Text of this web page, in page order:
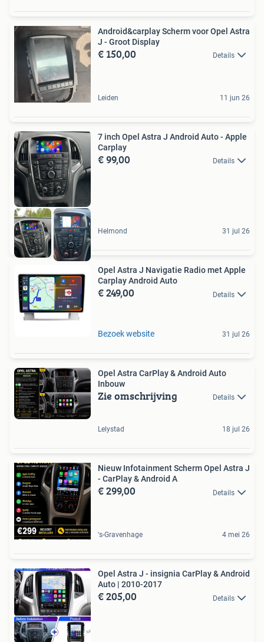
Android&carplay Scherm voor Opel Astra
J - Groot Display
€ 150,00 Details
Leiden 11 jun 26
7 inch Opel Astra J Android Auto - Apple
Carplay
€ 99,00 Details
Helmond 31 jul 26
Opel Astra J Navigatie Radio met Apple
Carplay Android Auto
€ 249,00 Details
Bezoek website 31 jul 26
Opel Astra CarPlay & Android Auto
Inbouw
Zie omschrijving Details
Lelystad 18 jul 26
Nieuw Infotainment Scherm Opel Astra J
- CarPlay & Android A
€ 299,00 Details
's-Gravenhage 4 mei 26
Opel Astra J - insignia CarPlay & Android
Auto | 2010-2017
€ 205,00 Details